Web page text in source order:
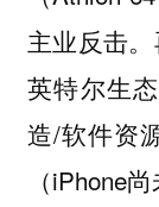
主业反击
英特尔生
造/软件资
（iPhone